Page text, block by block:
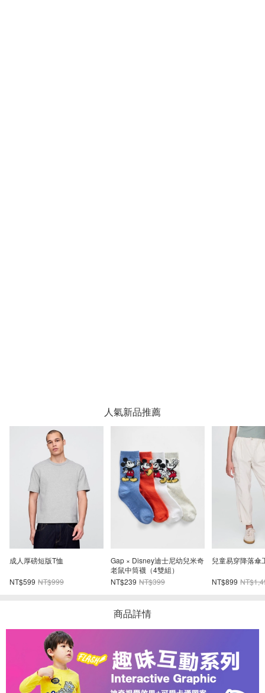
人氣新品推薦
兒童易穿降落傘工裝褲
NT$899 NT$1,499
兒童靴型牛仔褲
NT$698 NT$1,499
嬰兒鏤空牛仔連
NT$599
商品詳情